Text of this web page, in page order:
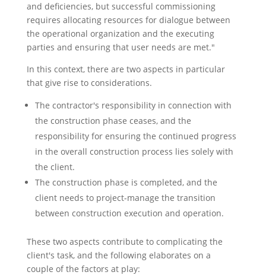
and deficiencies, but successful commissioning
requires allocating resources for dialogue between
the operational organization and the executing
parties and ensuring that user needs are met."
In this context, there are two aspects in particular
that give rise to considerations.
The contractor's responsibility in connection with
the construction phase ceases, and the
responsibility for ensuring the continued progress
in the overall construction process lies solely with
the client.
The construction phase is completed, and the
client needs to project-manage the transition
between construction execution and operation.
These two aspects contribute to complicating the
client's task, and the following elaborates on a
couple of the factors at play: